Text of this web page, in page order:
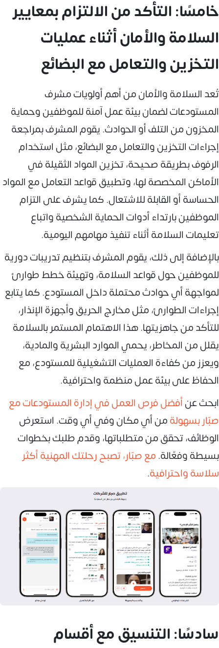
خامسًا: التأكد من الالتزام بمعايير
السلامة والأمان أثناء عمليات
التخزين والتعامل مع البضائع
تُعد السلامة والأمان من أهم أولويات مشرف
المستودعات لضمان بيئة عمل آمنة للموظفين وحماية
المخزون من التلف أو الحوادث. يقوم المشرف بمراجعة
إجراءات التخزين والتعامل مع البضائع، مثل استخدام
الرفوف بطريقة صحيحة، تخزين المواد الثقيلة في
الأماكن المخصصة لها، وتطبيق قواعد التعامل مع المواد
الحساسة أو القابلة للاشتعال. كما يشرف على التزام
الموظفين بارتداء أدوات الحماية الشخصية واتباع
تعليمات السلامة أثناء تنفيذ مهامهم اليومية.
بالإضافة إلى ذلك، يقوم المشرف بتنظيم تدريبات دورية
للموظفين حول قواعد السلامة، وتهيئة خطط طوارئ
لمواجهة أي حوادث محتملة داخل المستودع. كما يتابع
إجراءات الطوارئ، مثل مخارج الحريق وأجهزة الإنذار،
للتأكد من جاهزيتها. هذا الاهتمام المستمر بالسلامة
يقلل من المخاطر، يحمي الموارد البشرية والمادية،
ويعزز من كفاءة العمليات التشغيلية للمستودع، مع
الحفاظ على بيئة عمل منظمة واحترافية.
ابحث عنأفضل فرص العمل في إدارة المستودعات مع
صبّار بسهولةمن أي مكان وفي أي وقت. استعرض
الوظائف، تحقق من متطلباتها، وقدم طلبك بخطوات
بسيطة وفعّالة. مع صبّار، تصبح رحلتك المهنية أكثر
سلاسة واحترافية.
سادسًا: التنسيق مع أقسام